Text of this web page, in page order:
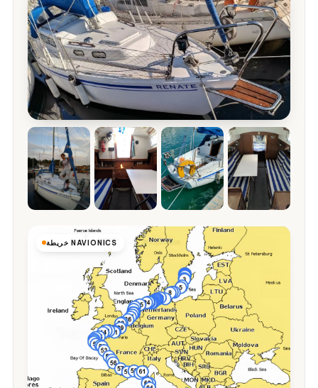
خريطة NAVIONICS